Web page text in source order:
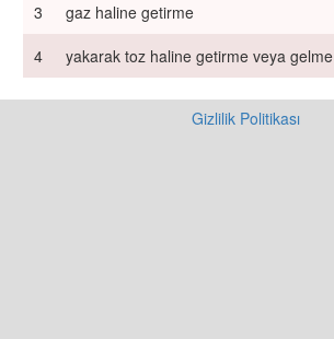
3
gaz haline getirme
4
yakarak toz haline getirme veya gelme
Gizlilik Politikası